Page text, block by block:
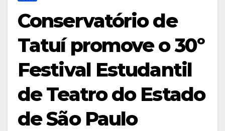
Conservatório de
Tatuí promove o 30º
Festival Estudantil
de Teatro do Estado
de São Paulo